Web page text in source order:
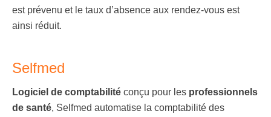
est prévenu et le taux d’absence aux rendez-vous est
ainsi réduit.
Selfmed
Logiciel de comptabilité conçu pour les professionnels
de santé, Selfmed automatise la comptabilité des